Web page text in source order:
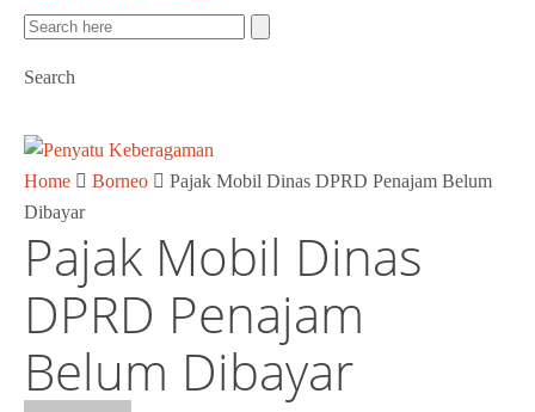
Search
Home Borneo
Pajak Mobil Dinas DPRD Penajam Belum
Dibayar
Pajak Mobil Dinas
DPRD Penajam
Belum Dibayar